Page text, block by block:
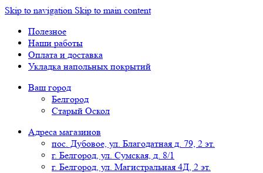
Skip to navigation Skip to main content
Полезное
Наши работы
Оплата и доставка
Укладка напольных покрытий
Ваш город
Белгород
Старый Оскол
Адреса магазинов
пос. Дубовое, ул. Благодатная д. 79, 2 эт.
г. Белгород, ул. Сумская, д. 8/1
г. Белгород, ул. Магистральная 4Д, 2 эт.